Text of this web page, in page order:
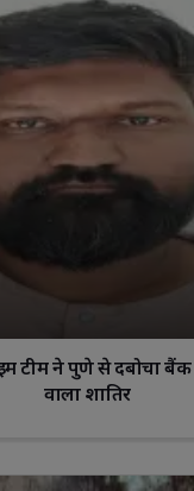
टीम ने पुणे से दबोचा
वाला शातिर